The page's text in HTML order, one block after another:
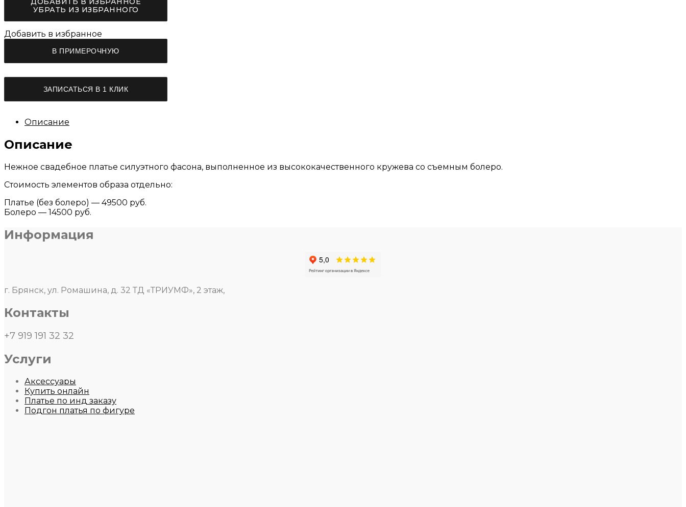
УБРАТЬ ИЗ ИЗБРАННОГО
Добавить в избранное
Свадебное
"Никола"
В ПРИМЕРОЧНУЮ
ЗАПИСАТЬСЯ В 1 КЛИК
Описание
Описание
Нежное свадебное платье силуэтного фасона, выполненное из высококачественного кружева со съемным болеро.
Стоимость элементов образа отдельно:
Платье (без болеро) — 49500 руб.
Болеро — 14500 руб.
Информация
г. Брянск, ул. Ромашина, д. 32 ТД «ТРИУМФ», 2 этаж,
Контакты
+7 919 191 32 32
Услуги
Аксессуары
Купить онлайн
Платье по инд заказу
Подгон платья по фигуре